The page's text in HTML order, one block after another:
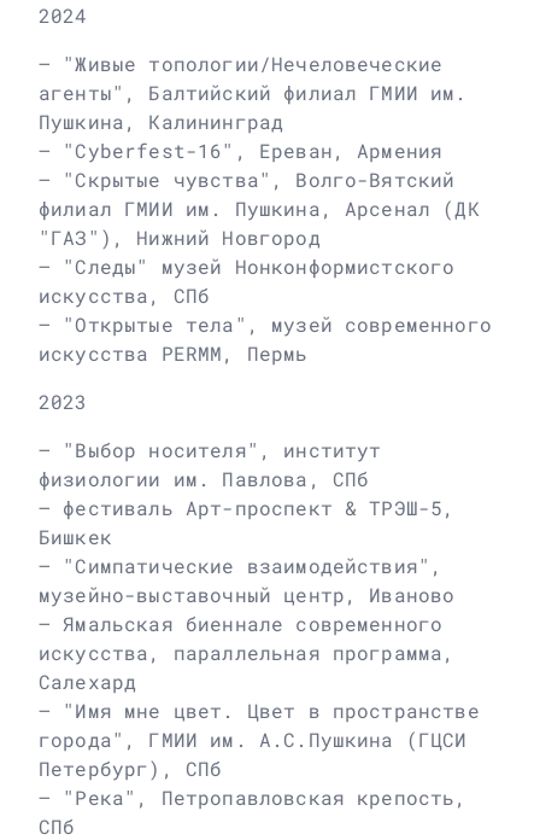
2024
– "Живые топологии/Нечеловеческие
агенты", Балтийский филиал ГМИИ им.
Пушкина, Калининград
– "Cyberfest-16", Ереван, Армения
– "Скрытые чувства", Волго-Вятский
филиал ГМИИ им. Пушкина, Арсенал (ДК
"ГАЗ"), Нижний Новгород
– "Следы" музей Нонконформистского
искусства, СПб
– "Открытые тела", музей современного
искусства PERMM, Пермь
2023
– "Выбор носителя", институт
физиологии им. Павлова, СПб
– фестиваль Арт-проспект & ТРЭШ-5,
Бишкек
– "Симпатические взаимодействия",
музейно-выставочный центр, Иваново
– Ямальская биеннале современного
искусства, параллельная программа,
Салехард
– "Имя мне цвет. Цвет в пространстве
города", ГМИИ им. А.С.Пушкина (ГЦСИ
Петербург), СПб
– "Река", Петропавловская крепость,
СПб